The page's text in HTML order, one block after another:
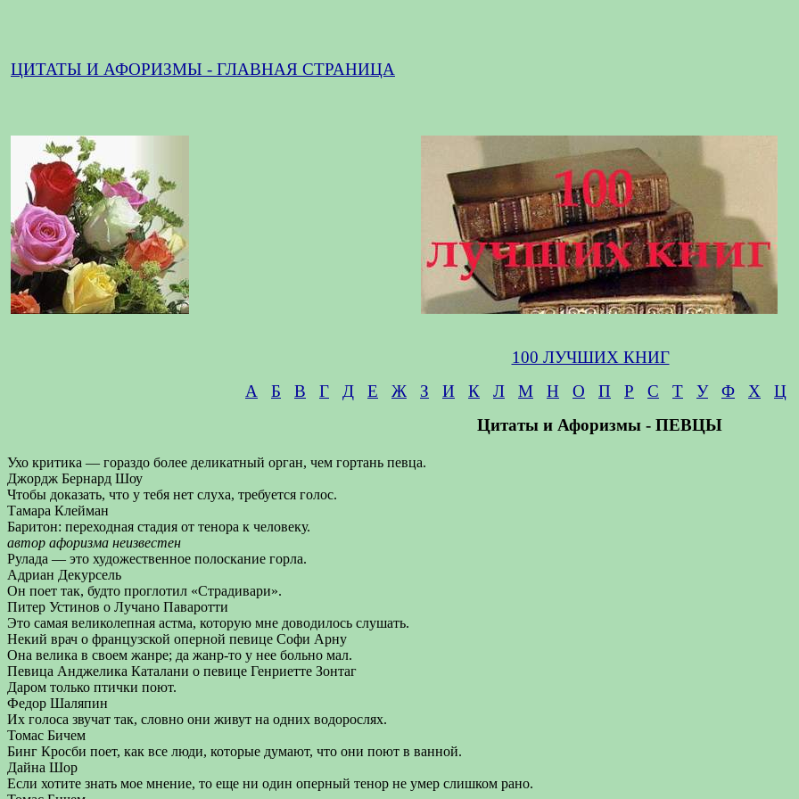
ЦИТАТЫ И АФОРИЗМЫ - ГЛАВНАЯ СТРАНИЦА
100 ЛУЧШИХ КНИГ
А
Б В Г Д Е Ж З И К Л М Н О П Р С Т У Ф Х Ц
Цитаты и Афоризмы - ПЕВЦЫ
Ухо критика — гораздо более деликатный орган, чем гортань певца.
Джордж Бернард Шоу
Чтобы доказать, что у тебя нет слуха, требуется голос.
Тамара Клейман
Баритон: переходная стадия от тенора к человеку.
автор афоризма неизвестен
Рулада — это художественное полоскание горла.
Адриан Декурсель
Он поет так, будто проглотил «Страдивари».
Питер Устинов о Лучано Паваротти
Это самая великолепная астма, которую мне доводилось слушать.
Некий врач о французской оперной певице Софи Арну
Она велика в своем жанре; да жанр-то у нее больно мал.
Певица Анджелика Каталани о певице Генриетте Зонтаг
Даром только птички поют.
Федор Шаляпин
Их голоса звучат так, словно они живут на одних водорослях.
Томас Бичем
Бинг Кросби поет, как все люди, которые думают, что они поют в ванной.
Дайна Шор
Если хотите знать мое мнение, то еще ни один оперный тенор не умер слишком рано.